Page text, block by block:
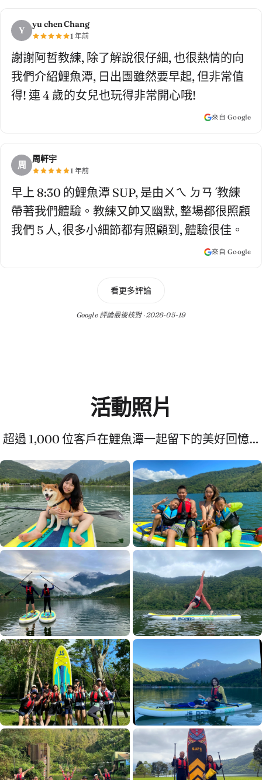
Y
yu chen Chang
1 年前
謝謝阿哲教練, 除了解說很仔細, 也很熱情的向
我們介紹鯉魚潭, 日出團雖然要早起, 但非常值
得! 連 4 歲的女兒也玩得非常開心哦!
來自 Google
周
周軒宇
1 年前
早上 8:30 的鯉魚潭 SUP, 是由ㄨㄟ ㄉㄢˊ教練
帶著我們體驗。教練又帥又幽默, 整場都很照顧
我們 5 人, 很多小細節都有照顧到, 體驗很佳。
來自 Google
看更多評論
Google 評論最後核對 · 2026-05-19
活動照片
超過 1,000 位客戶在鯉魚潭一起留下的美好回憶…